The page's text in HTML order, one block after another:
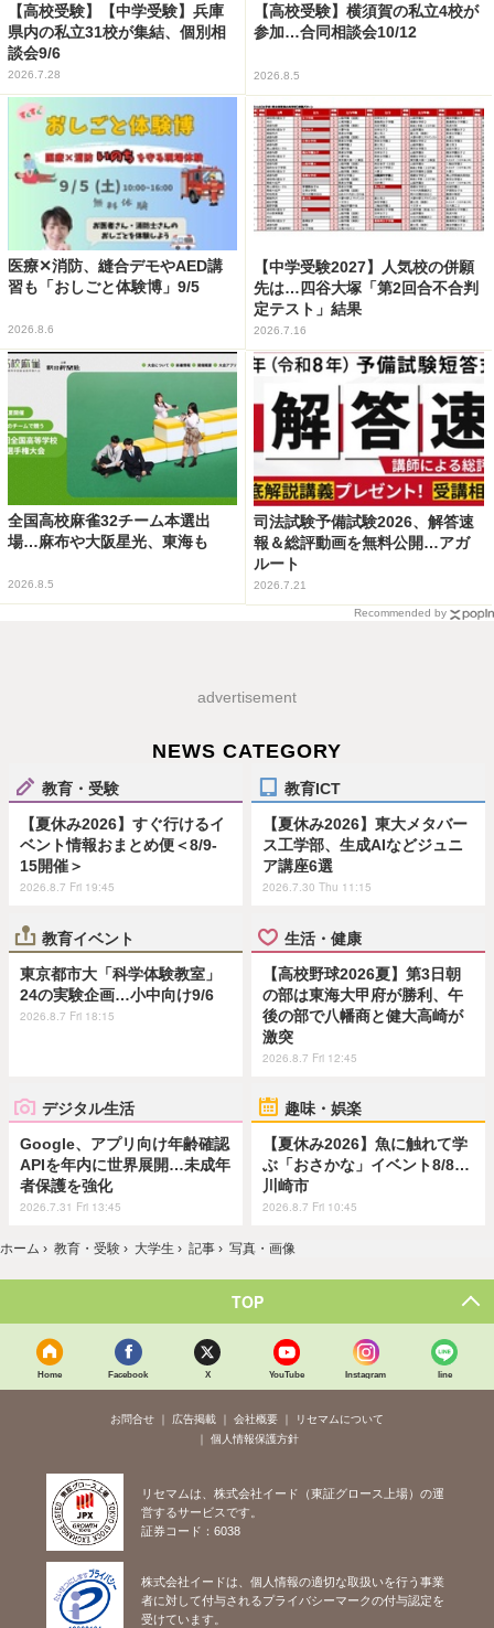
【高校受験】【中学受験】兵庫
県内の私立31校が集結、個別相
談会9/6
2026.7.28
【高校受験】横須賀の私立4校が
参加…合同相談会10/12
2026.8.5
医療✕消防、縫合デモやAED講
習も「おしごと体験博」9/5
2026.8.6
【中学受験2027】人気校の併願
先は…四谷大塚「第2回合不合判
定テスト」結果
2026.7.16
全国高校麻雀32チーム本選出
場…麻布や大阪星光、東海も
2026.8.5
司法試験予備試験2026、解答速
報＆総評動画を無料公開…アガ
ルート
2026.7.21
Recommended by
advertisement
NEWS CATEGORY
教育・受験
【夏休み2026】すぐ行けるイ
ベント情報おまとめ便＜8/9-
15開催＞
2026.8.7 Fri 19:45
教育ICT
【夏休み2026】東大メタバー
ス工学部、生成AIなどジュニ
ア講座6選
2026.7.30 Thu 11:15
教育イベント
東京都市大「科学体験教室」
24の実験企画…小中向け9/6
2026.8.7 Fri 18:15
生活・健康
【高校野球2026夏】第3日朝
の部は東海大甲府が勝利、午
後の部で八幡商と健大高崎が
激突
2026.8.7 Fri 12:45
デジタル生活
Google、アプリ向け年齢確認
APIを年内に世界展開…未成年
者保護を強化
2026.7.31 Fri 13:45
趣味・娯楽
【夏休み2026】魚に触れて学
ぶ「おさかな」イベント8/8…
川崎市
2026.8.7 Fri 10:45
ホーム › 教育・受験 › 大学生 › 記事 › 写真・画像
TOP
Home Facebook X YouTube Instagram line
お問合せ 広告掲載 会社概要
リセマムについて
個人情報保護方針
リセマムは、株式会社イード（東証グロース上場）の運
営するサービスです。
証券コード：6038
株式会社イードは、個人情報の適切な取扱いを行う事業
者に対して付与されるプライバシーマークの付与認定を
受けています。